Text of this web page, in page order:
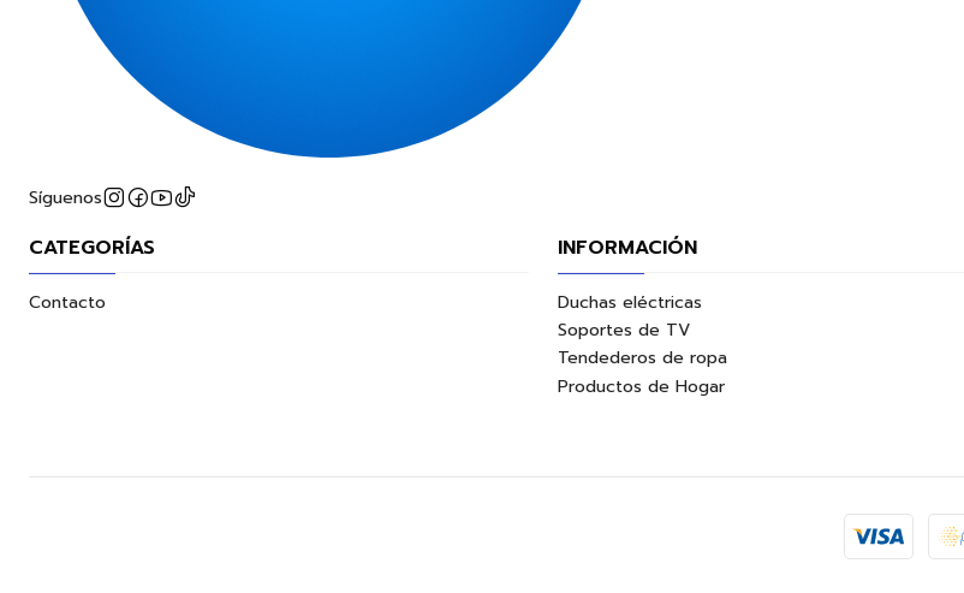
Síguenos
CATEGORÍAS
Contacto
INFORMACIÓN
Duchas eléctricas
Soportes de TV
Tendederos de ropa
Productos de Hogar